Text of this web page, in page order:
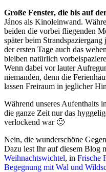
Große Fenster, die bis auf
János als Kinoleinwand.
beiden die vorbei fliegenden
später beim
der ersten Tage auch das
bleiben natürlich
Wenn dabei vor lauter
niemanden, denn die
lassen Freiraum in jeglicher
Während unseres Aufenthalts
die ganze Zeit nur das
verlockend war 🙂
Nein, die wunderschöne
Dazu lest Ihr auf diesem Blog
Weihnachtswichtel, in Frische
Begegnung mit Wal und